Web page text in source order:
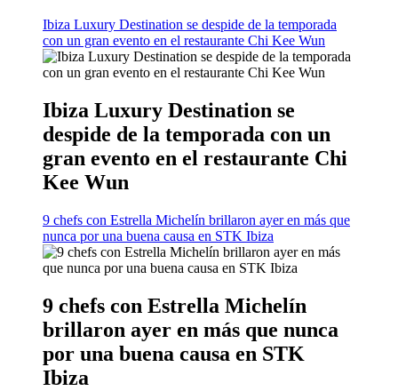
Ibiza Luxury Destination se despide de la temporada
con un gran evento en el restaurante Chi Kee Wun
Ibiza Luxury Destination se
despide de la temporada con un
gran evento en el restaurante Chi
Kee Wun
9 chefs con Estrella Michelín brillaron ayer en más que
nunca por una buena causa en STK Ibiza
9 chefs con Estrella Michelín
brillaron ayer en más que nunca
por una buena causa en STK
Ibiza